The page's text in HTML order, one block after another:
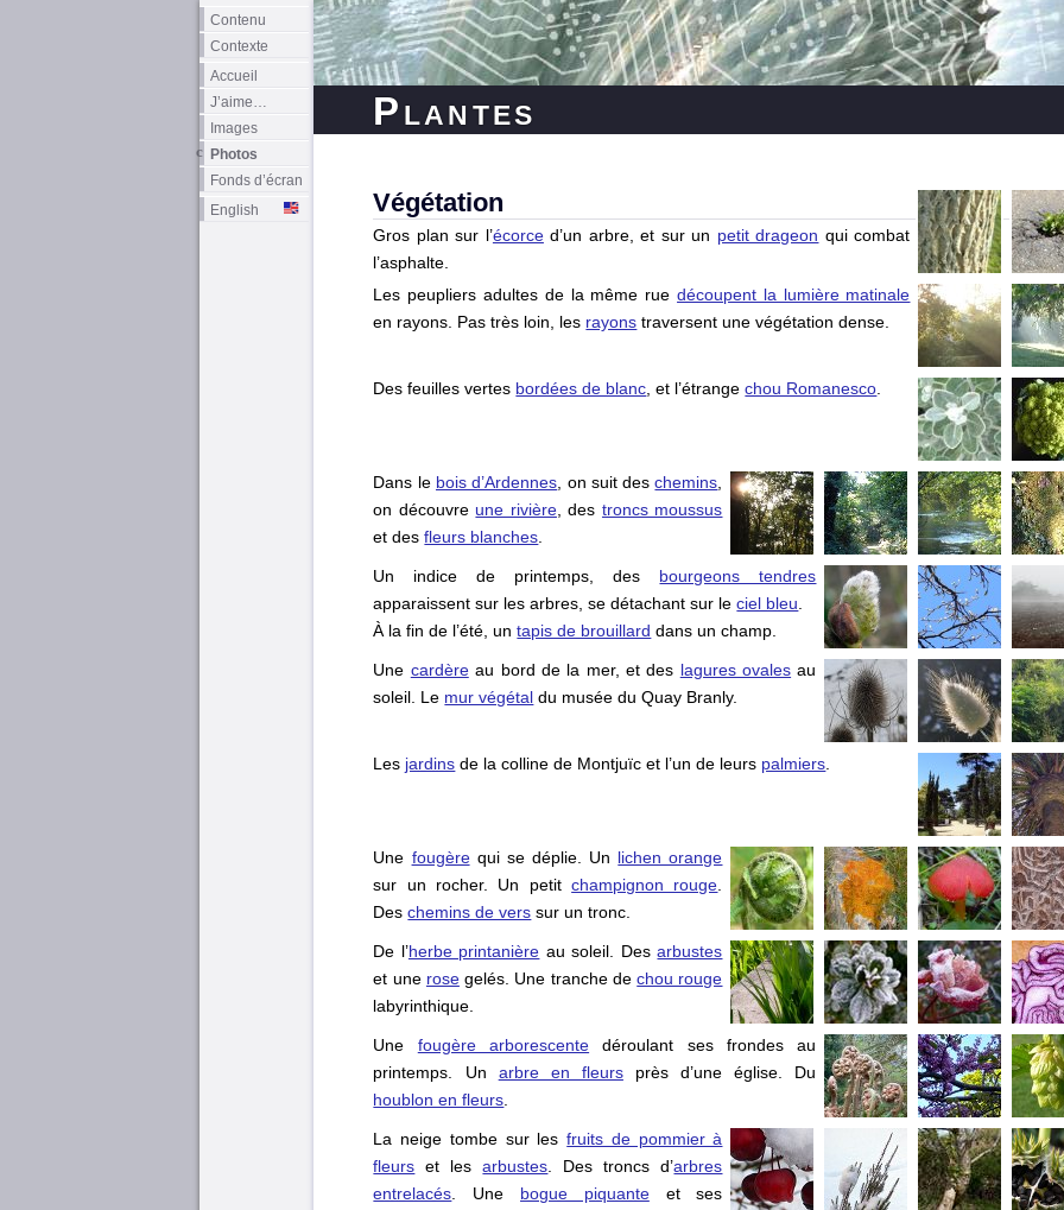
Contenu
Contexte
Accueil
J’aime…
Images
Photos
Fonds d’écran
English
Plantes
Végétation
Gros plan sur l’écorced’un arbre, et sur un petit drageon qui combat
l’asphalte.
Les peupliers adultes de la même ruedécoupent la lumière matinale
en rayons. Pas très loin, les rayons traversent une végétation dense.
Des feuilles vertes bordées de blanc , et l’étrangechou Romanesco
Dans le bois d’Ardennes , on suit deschemins
on découvre une rivière, des troncs moussus
et desfleurs blanches
Un indice de printemps, des bourgeons tendres
apparaissent sur les arbres, se détachant sur leciel bleu
À la fin de l’été, untapis de brouillard dans un champ.
Une cardèreau bord de la mer, et des lagures ovales au
soleil. Le mur végétal du musée du Quay Branly.
Les jardins de la colline de Montjuïc et l’un de leurs palmiers
Une fougèrequi se déplie. Un lichen orange
sur un rocher. Un petitchampignon rouge
Deschemins de vers sur un tronc.
De l’herbe printanière au soleil. Desarbustes
et une rosegelés. Une tranche dechou rouge
labyrinthique.
Une fougère arborescente déroulant ses frondes au
printemps. Un arbre en fleursprès d’une église. Du
houblon en fleurs
La neige tombe sur lesfruits de pommier à
fleurs et lesarbustes . Des troncs d’arbres
entrelacés . Une bogue piquanteet ses